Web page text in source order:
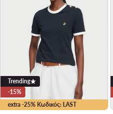
extra -25% Κωδικός: LAST
Trending
-15%